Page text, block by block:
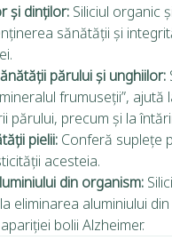
și dinților: Siliciul organic
sănătății și
părului și unghiilor:
frumuseții”, ajută
părului, precum și la
pielii: Conferă suplețe
acesteia.
din organism:
eliminarea aluminiului
bolii Alzheimer.